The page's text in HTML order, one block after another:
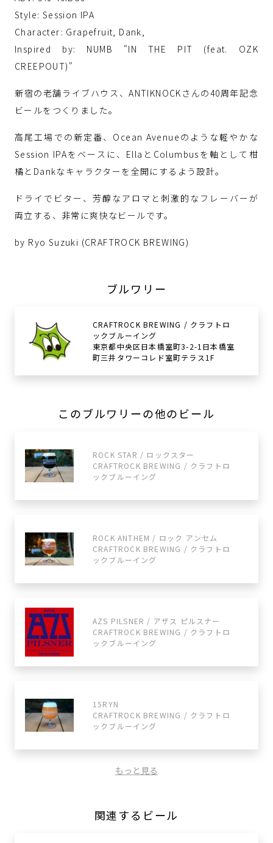
Style: Session IPA
Character: Grapefruit, Dank,
Inspired by: NUMB "IN THE PIT (feat. OZK
CREEPOUT)"
新宿の老舗ライブハウス、ANTIKNOCKさんの40周年記念
ビールをつくりました。
高尾工場での新定番、Ocean Avenueのような軽やかな
Session IPAをベースに、EllaとColumbusを軸として柑
橘とDankなキャラクターを全開にするよう設計。
ドライでビター、芳醇なアロマと刺激的なフレーバーが
両立する、非常に爽快なビールです。
by Ryo Suzuki (CRAFTROCK BREWING)
ブルワリー
CRAFTROCK BREWING / クラフトロ
ックブルーイング
東京都中央区日本橋室町3-2-1日本橋室
町三井タワーコレド室町テラス1F
このブルワリーの他のビール
ROCK STAR / ロックスター
CRAFTROCK BREWING / クラフトロ
ックブルーイング
ROCK ANTHEM / ロック アンセム
CRAFTROCK BREWING / クラフトロ
ックブルーイング
AZS PILSNER / アザス ピルスナー
CRAFTROCK BREWING / クラフトロ
ックブルーイング
15RYN
CRAFTROCK BREWING / クラフトロ
ックブルーイング
もっと見る
関連するビール